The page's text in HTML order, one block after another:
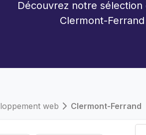
Découvrez notre sélection
Clermont-
web Clermont-Ferrand